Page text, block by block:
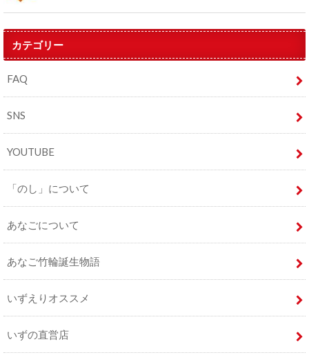
カテゴリー
FAQ
SNS
YOUTUBE
「のし」について
あなごについて
あなご竹輪誕生物語
いずえりオススメ
いずの直営店